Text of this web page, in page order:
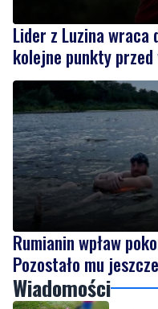
Lider z Luzina wraca
kolejne punkty
Rumianin wpław
Pozostało mu
Wiadomości